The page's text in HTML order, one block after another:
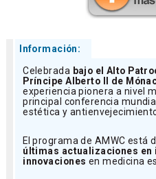
Información:
Celebrada bajo el Alto
Príncipe Alberto II de
experiencia pionera a nivel
principal conferencia
estética y
El programa de AMWC está
últimas actualizaciones
innovaciones en medicina